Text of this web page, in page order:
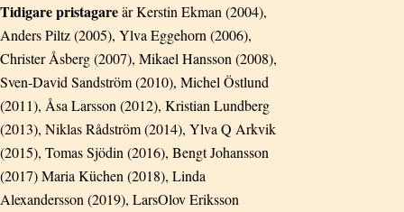
Tidigare pristagareär Kerstin Ekman (2004),
Anders Piltz (2005), Ylva Eggehorn (2006),
Christer Åsberg (2007), Mikael Hansson (2008),
Sven-David Sandström (2010), Michel Östlund
(2011), Åsa Larsson (2012), Kristian Lundberg
(2013), Niklas Rådström (2014), Ylva Q Arkvik
(2015), Tomas Sjödin (2016), Bengt Johansson
(2017) Maria Küchen (2018), Linda
Alexandersson (2019), LarsOlov Eriksson